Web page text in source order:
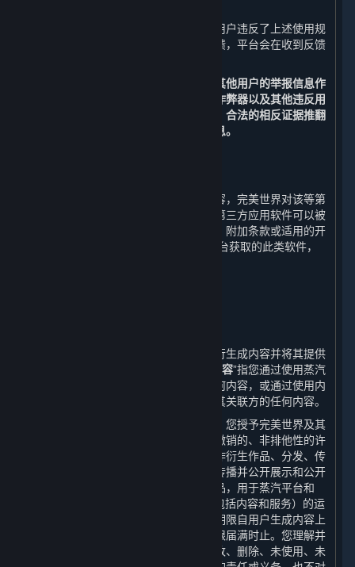
在您使用平台的过程中，如果发现其他用户违反了上述使用规
范，您可以通过举报功能向平台进行反馈，平台会在收到反馈
您同意以平台的监测数据以及经核实的其他用户的举报信息作
为判断您的帐户是否被盗号、是否使用作弊器以及其他违反用
户行为规范的依据，除非您能提供充分、合法的相反证据推翻
监测数据或经核实的其他用户的举报信息。
对于所有非由完美世界运营的服务和内容，完美世界对该等第
三方内容不承担任何责任和义务。某些第三方应用软件可以被
企业用于商业目的，但是，除非本协议、附加条款或适用的开
发方/运营方条款明确允许，通过蒸汽平台获取的此类软件，
蒸汽平台提供界面和工具，使您能够自行生成内容并将其提供
用户生成内容”指您通过使用蒸汽
平台的多用户功能向其他用户提供的任何内容，或通过使用内
容和服务或其他方式提供给完美世界或其关联方的任何内容。
当您将用户生成内容上传至蒸汽平台时，您授予完美世界及其
关联方一项世界范围的、免费的、不可撤销的、非排他性的许
可，以使用、复制、分许可、修改、创作衍生作品、分发、传
播、转码、翻译、广播以及以其他方式传播并公开展示和公开
表演您创建的用户生成内容及其衍生作品，用于蒸汽平台和
Steam平台的服务、游戏或其他产品（包括内容和服务）的运
营、分发、整合和推广等目的。本许可期限自用户生成内容上
传到蒸汽平台时起至其完整知识产权期限届满时止。您理解并
同意，完美世界不承担任何因使用、修改、删除、未使用、未